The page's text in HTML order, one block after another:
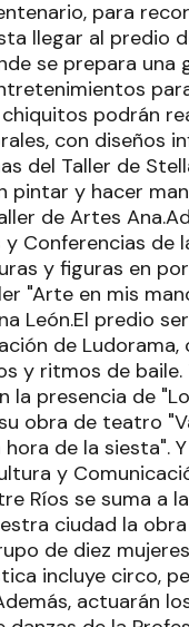
para
llegar al predio
se prepara una
podrán
con diseños
del Taller de
pintar y hacer
de Artes
y Conferencias de
y figuras en
"Arte en mis
León.El predio
de Ludorama,
y ritmos de baile.
la presencia de
obra de teatro
de la siesta".
y
Ríos se suma a
ciudad la obra
de diez
incluye circo,
actuarán